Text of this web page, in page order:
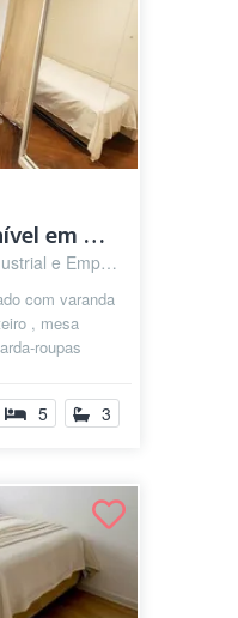
🗝️Quarto Disponível em Alphaville ✅
Alphaville., Barueri - SP
com varanda
, mesa
roupas
5 3